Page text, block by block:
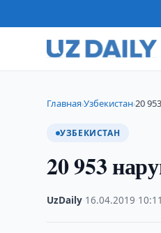
Главная›Узбекистан›20
УЗБЕКИСТАН
20 953
UzDaily 16.04.2019 10:11